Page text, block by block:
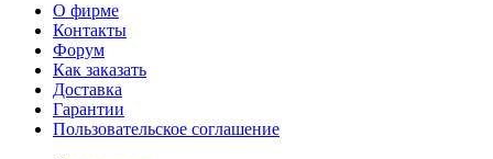
О фирме
Контакты
Форум
Как заказать
Доставка
Гарантии
Пользовательское соглашение